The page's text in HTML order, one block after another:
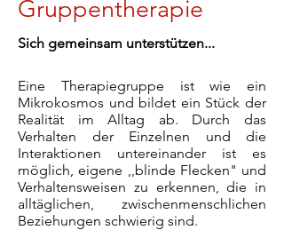
Gruppentherapie
Sich gemeinsam unterstützen...
Eine Therapiegruppe ist wie ein
Mikrokosmos und bildet ein Stück der
Realität im Alltag ab. Durch das
Verhalten der Einzelnen und die
Interaktionen untereinander ist es
möglich, eigene ,,blinde Flecken" und
Verhaltensweisen zu erkennen, die in
alltäglichen, zwischenmenschlichen
Beziehungen schwierig sind.